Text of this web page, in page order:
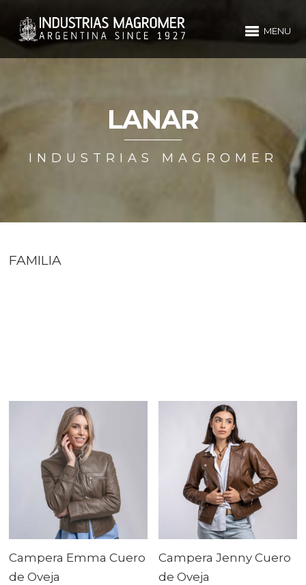
MENU
LANAR
INDUSTRIAS MAGROMER
FAMILIA
Campera Emma Cuero
de Oveja
Campera Jenny Cuero
de Oveja